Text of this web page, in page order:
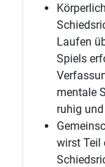
Laufen
Spiels
mentale
ruhig
wirst Teil